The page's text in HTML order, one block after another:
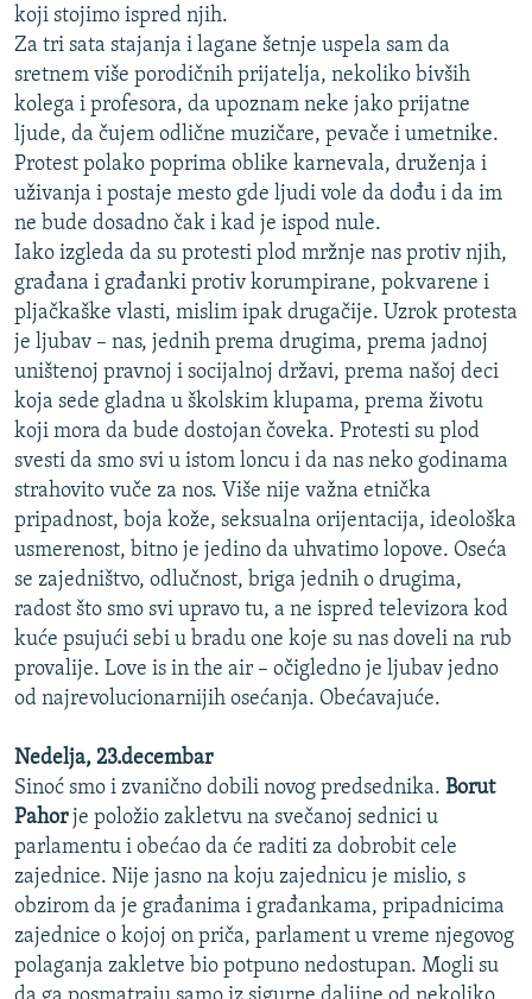
koji stojimo ispred njih.
Za tri sata stajanja i lagane šetnje uspela sam da
sretnem više porodičnih prijatelja, nekoliko bivših
kolega i profesora, da upoznam neke jako prijatne
ljude, da čujem odlične muzičare, pevače i umetnike.
Protest polako poprima oblike karnevala, druženja i
uživanja i postaje mesto gde ljudi vole da dođu i da im
ne bude dosadno čak i kad je ispod nule.
Iako izgleda da su protesti plod mržnje nas protiv njih,
građana i građanki protiv korumpirane, pokvarene i
pljačkaške vlasti, mislim ipak drugačije. Uzrok protesta
je ljubav – nas, jednih prema drugima, prema jadnoj
uništenoj pravnoj i socijalnoj državi, prema našoj deci
koja sede gladna u školskim klupama, prema životu
koji mora da bude dostojan čoveka. Protesti su plod
svesti da smo svi u istom loncu i da nas neko godinama
strahovito vuče za nos. Više nije važna etnička
pripadnost, boja kože, seksualna orijentacija, ideološka
usmerenost, bitno je jedino da uhvatimo lopove. Oseća
se zajedništvo, odlučnost, briga jednih o drugima,
radost što smo svi upravo tu, a ne ispred televizora kod
kuće psujući sebi u bradu one koje su nas doveli na rub
provalije. Love is in the air – očigledno je ljubav jedno
od najrevolucionarnijih osećanja. Obećavajuće.
Nedelja, 23.decembar
Sinoć smo i zvanično dobili novog predsednika. Borut
Pahorje položio zakletvu na svečanoj sednici u
parlamentu i obećao da će raditi za dobrobit cele
zajednice. Nije jasno na koju zajednicu je mislio, s
obzirom da je građanima i građankama, pripadnicima
zajednice o kojoj on priča, parlament u vreme njegovog
polaganja zakletve bio potpuno nedostupan. Mogli su